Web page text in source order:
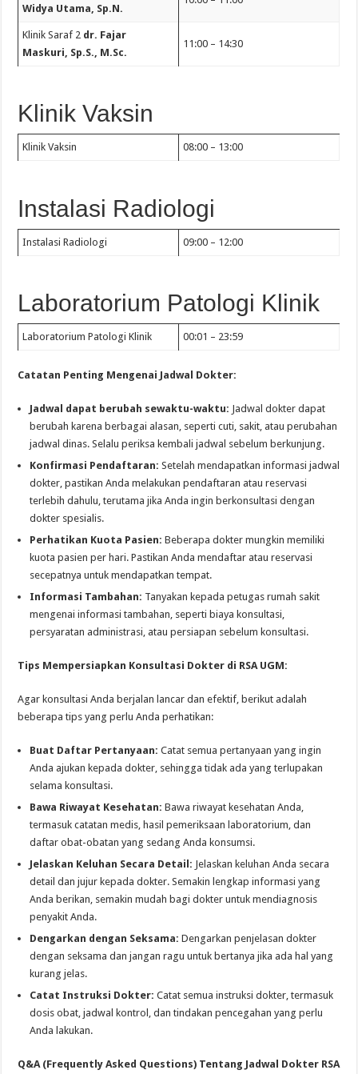
Widya Utama, Sp.N.
Klinik Saraf 2 dr. Fajar
Maskuri, Sp.S., M.Sc.
11:00 – 14:30
Klinik Vaksin
Klinik Vaksin 08:00 – 13:00
Instalasi Radiologi
Instalasi Radiologi 09:00 – 12:00
Laboratorium Patologi Klinik
Laboratorium Patologi Klinik 00:01 – 23:59
Catatan Penting Mengenai Jadwal Dokter:
Jadwal dapat berubah sewaktu-waktu: Jadwal dokter dapat
berubah karena berbagai alasan, seperti cuti, sakit, atau perubahan
jadwal dinas. Selalu periksa kembali jadwal sebelum berkunjung.
Konfirmasi Pendaftaran: Setelah mendapatkan informasi jadwal
dokter, pastikan Anda melakukan pendaftaran atau reservasi
terlebih dahulu, terutama jika Anda ingin berkonsultasi dengan
dokter spesialis.
Perhatikan Kuota Pasien: Beberapa dokter mungkin memiliki
kuota pasien per hari. Pastikan Anda mendaftar atau reservasi
secepatnya untuk mendapatkan tempat.
Informasi Tambahan: Tanyakan kepada petugas rumah sakit
mengenai informasi tambahan, seperti biaya konsultasi,
persyaratan administrasi, atau persiapan sebelum konsultasi.
Tips Mempersiapkan Konsultasi Dokter di RSA UGM:
Agar konsultasi Anda berjalan lancar dan efektif, berikut adalah
beberapa tips yang perlu Anda perhatikan:
Buat Daftar Pertanyaan: Catat semua pertanyaan yang ingin
Anda ajukan kepada dokter, sehingga tidak ada yang terlupakan
selama konsultasi.
Bawa Riwayat Kesehatan: Bawa riwayat kesehatan Anda,
termasuk catatan medis, hasil pemeriksaan laboratorium, dan
daftar obat-obatan yang sedang Anda konsumsi.
Jelaskan Keluhan Secara Detail: Jelaskan keluhan Anda secara
detail dan jujur kepada dokter. Semakin lengkap informasi yang
Anda berikan, semakin mudah bagi dokter untuk mendiagnosis
penyakit Anda.
Dengarkan dengan Seksama: Dengarkan penjelasan dokter
dengan seksama dan jangan ragu untuk bertanya jika ada hal yang
kurang jelas.
Catat Instruksi Dokter: Catat semua instruksi dokter, termasuk
dosis obat, jadwal kontrol, dan tindakan pencegahan yang perlu
Anda lakukan.
Q&A (Frequently Asked Questions) Tentang Jadwal Dokter RSA